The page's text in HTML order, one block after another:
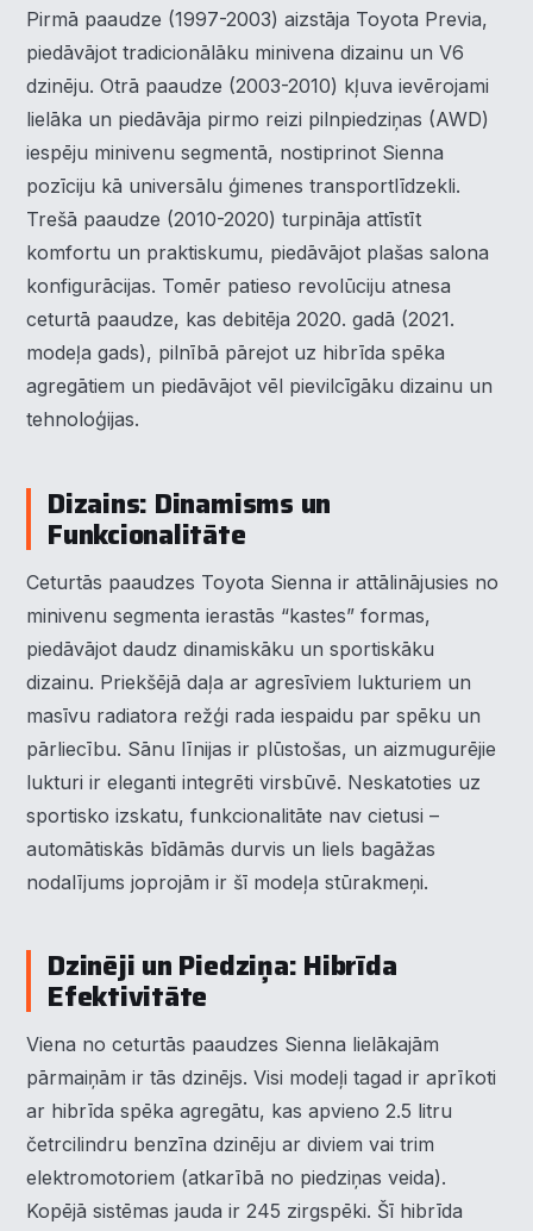
Pirmā paaudze (1997-2003) aizstāja Toyota Previa,
piedāvājot tradicionālāku minivena dizainu un V6
dzinēju. Otrā paaudze (2003-2010) kļuva ievērojami
lielāka un piedāvāja pirmo reizi pilnpiedziņas (AWD)
iespēju minivenu segmentā, nostiprinot Sienna
pozīciju kā universālu ģimenes transportlīdzekli.
Trešā paaudze (2010-2020) turpināja attīstīt
komfortu un praktiskumu, piedāvājot plašas salona
konfigurācijas. Tomēr patieso revolūciju atnesa
ceturtā paaudze, kas debitēja 2020. gadā (2021.
modeļa gads), pilnībā pārejot uz hibrīda spēka
agregātiem un piedāvājot vēl pievilcīgāku dizainu un
tehnoloģijas.
Dizains: Dinamisms un
Funkcionalitāte
Ceturtās paaudzes Toyota Sienna ir attālinājusies no
minivenu segmenta ierastās “kastes” formas,
piedāvājot daudz dinamiskāku un sportiskāku
dizainu. Priekšējā daļa ar agresīviem lukturiem un
masīvu radiatora režģi rada iespaidu par spēku un
pārliecību. Sānu līnijas ir plūstošas, un aizmugurējie
lukturi ir eleganti integrēti virsbūvē. Neskatoties uz
sportisko izskatu, funkcionalitāte nav cietusi –
automātiskās bīdāmās durvis un liels bagāžas
nodalījums joprojām ir šī modeļa stūrakmeņi.
Dzinēji un Piedziņa: Hibrīda
Efektivitāte
Viena no ceturtās paaudzes Sienna lielākajām
pārmaiņām ir tās dzinējs. Visi modeļi tagad ir aprīkoti
ar hibrīda spēka agregātu, kas apvieno 2.5 litru
četrcilindru benzīna dzinēju ar diviem vai trim
elektromotoriem (atkarībā no piedziņas veida).
Kopējā sistēmas jauda ir 245 zirgspēki. Šī hibrīda